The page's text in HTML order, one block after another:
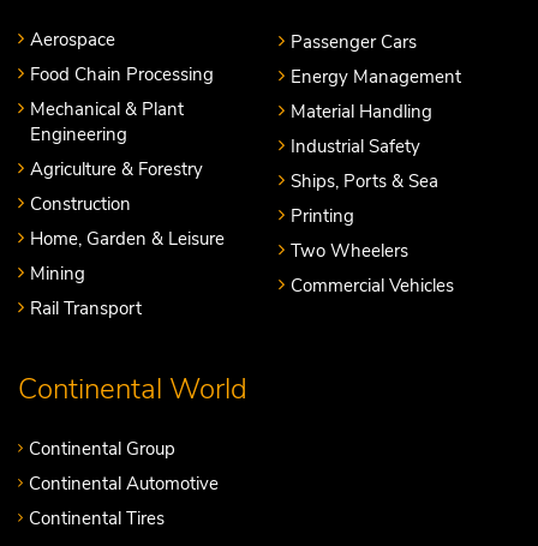
Aerospace
Food Chain Processing
Mechanical & Plant
Engineering
Agriculture & Forestry
Construction
Home, Garden & Leisure
Mining
Rail Transport
Passenger Cars
Energy Management
Material Handling
Industrial Safety
Ships, Ports & Sea
Printing
Two Wheelers
Commercial Vehicles
Continental World
Continental Group
Continental Automotive
Continental Tires